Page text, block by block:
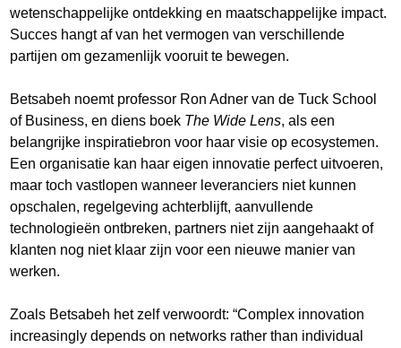
wetenschappelijke ontdekking en maatschappelijke impact.
Succes hangt af van het vermogen van verschillende
partijen om gezamenlijk vooruit te bewegen.
Betsabeh noemt professor Ron Adner van de Tuck School
of Business, en diens boek The Wide Lens, als een
belangrijke inspiratiebron voor haar visie op ecosystemen.
Een organisatie kan haar eigen innovatie perfect uitvoeren,
maar toch vastlopen wanneer leveranciers niet kunnen
opschalen, regelgeving achterblijft, aanvullende
technologieën ontbreken, partners niet zijn aangehaakt of
klanten nog niet klaar zijn voor een nieuwe manier van
werken.
Zoals Betsabeh het zelf verwoordt: “Complex innovation
increasingly depends on networks rather than individual